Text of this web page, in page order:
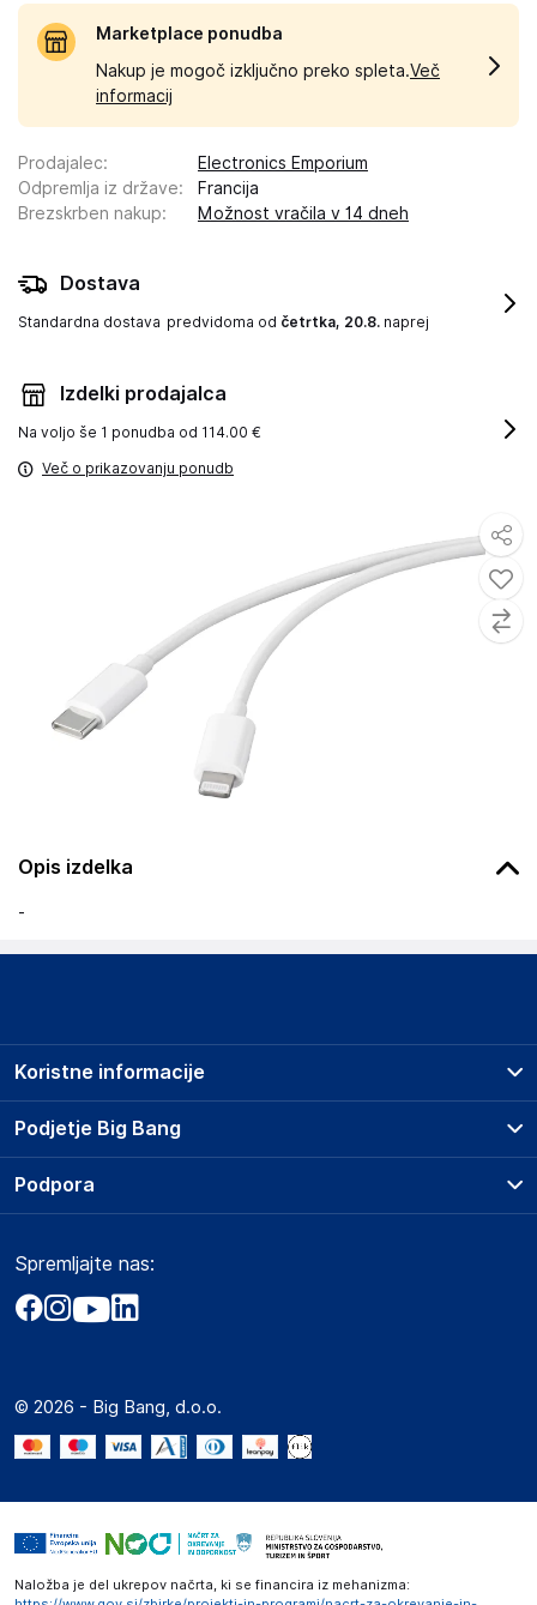
Opis izdelka
-
Marketplace ponudba
Nakup je mogoč izključno preko spleta.Več
informacij
Prodajalec:
Electronics Emporium
Odpremlja iz države:
Francija
Brezskrben nakup: Možnost vračila v 14 dneh
Dostava
Standardna dostava predvidoma od četrtka, 20.8. naprej
Izdelki prodajalca
Na voljo še 1 ponudba od 114.00 €
Več o prikazovanju ponudb
Podjetje Big Bang
O podjetju
Obvestila za javnost
Akt o digitalnih storitvah
Marketplace za partnerje
Novosti
Koristne informacije
Prodajna mesta
Storitve
Dostava, vnos in odvoz
Zavarovanje izdelkov
Podpora
Marketplace
Kako oddati naročilo?
Spremljajte nas:
© 2026 - Big Bang, d.o.o.
Naložba je del ukrepov načrta, ki se financira iz mehanizma: